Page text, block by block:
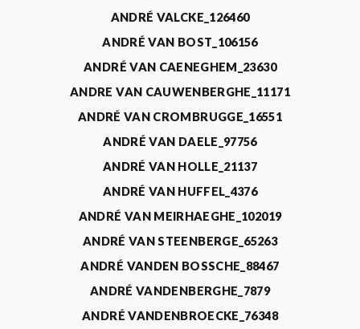
ANDRÉ VALCKE_126460
ANDRÉ VAN BOST_106156
ANDRÉ VAN CAENEGHEM_23630
ANDRE VAN CAUWENBERGHE_11171
ANDRÉ VAN CROMBRUGGE_16551
ANDRÉ VAN DAELE_97756
ANDRÉ VAN HOLLE_21137
ANDRÉ VAN HUFFEL_4376
ANDRÉ VAN MEIRHAEGHE_102019
ANDRÉ VAN STEENBERGE_65263
ANDRÉ VANDEN BOSSCHE_88467
ANDRÉ VANDENBERGHE_7879
ANDRÉ VANDENBROECKE_76348